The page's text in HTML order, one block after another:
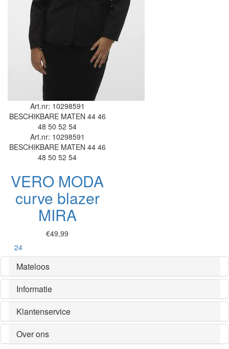
Art.nr: 10298591
BESCHIKBARE MATEN 44 46
48 50 52 54
Art.nr: 10298591
BESCHIKBARE MATEN 44 46
48 50 52 54
VERO MODA
curve blazer
MIRA
€49,99
24Toon
Mateloos
Informatie
Klantenservice
Over ons